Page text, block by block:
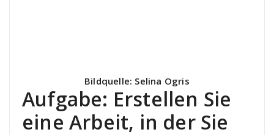
Bildquelle: Selina Ogris
Aufgabe: Erstellen Sie
eine Arbeit, in der Sie